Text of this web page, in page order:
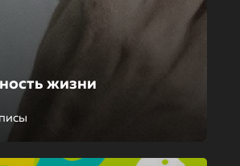
жизни